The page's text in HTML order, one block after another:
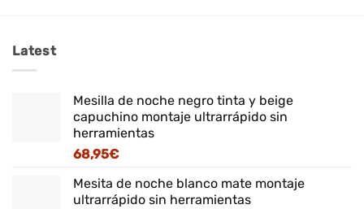
Latest
Mesilla de noche negro tinta y beige
capuchino montaje ultrarrápido sin
herramientas
68,95€
Mesita de noche blanco mate montaje
ultrarrápido sin herramientas